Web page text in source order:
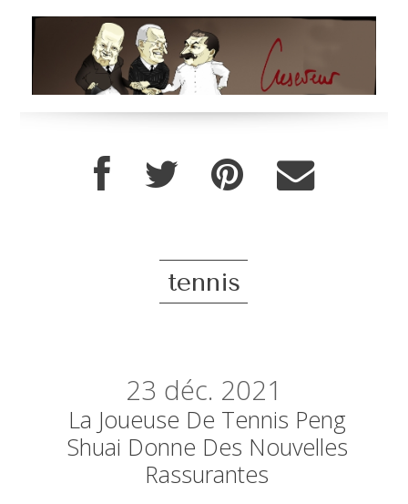
tennis
23 déc. 2021
La Joueuse De Tennis Peng
Shuai Donne Des Nouvelles
Rassurantes